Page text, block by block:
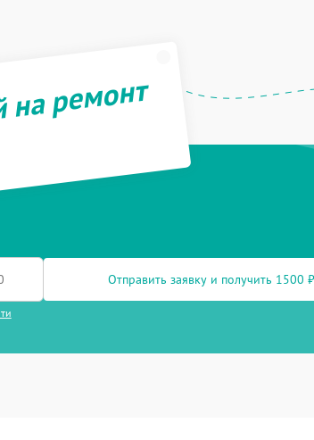
ремонт
Отправить заявку и получить 1500 ₽